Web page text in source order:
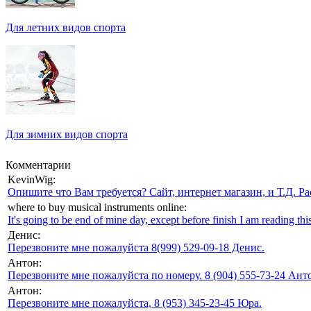
Для летних видов спорта
Для зимних видов спорта
Комментарии
KevinWig:
Опишите что Вам требуется? Сайт, интернет магазин, и Т.Д.
where to buy musical instruments online:
It's going to be end of mine day, except before finish I am reading
Денис:
Перезвоните мне пожалуйста 8(999) 529-09-18 Денис.
Антон:
Перезвоните мне пожалуйста по номеру. 8 (904) 555-73-24
Антон:
Перезвоните мне пожалуйста, 8 (953) 345-23-45 Юра.